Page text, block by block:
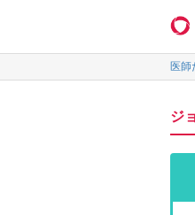
医
ジ